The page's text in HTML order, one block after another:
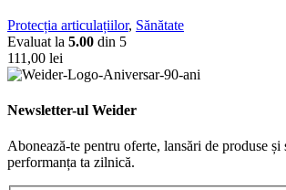
Protecția articulațiilor, Sănătate
Evaluat la 5.00 din 5
111,00 lei
Newsletter-ul Weider
Abonează-te pentru oferte, lansări de produse
performanța ta zilnică.